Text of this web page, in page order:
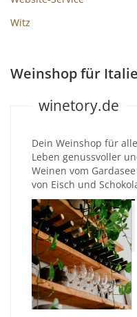
Witz
Weinshop für
winetory.de
Dein Weinshop für
Leben genussvoller
Weinen vom
von Eisch und